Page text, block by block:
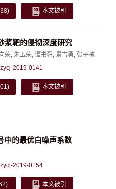
本文被引
浆靶的侵彻深度研究
荣, 朱玉荣, 谭书舜, 景吉勇, 张子栋
2019-0141
本文被引
中的最优白噪声系数
2019-0154
本文被引